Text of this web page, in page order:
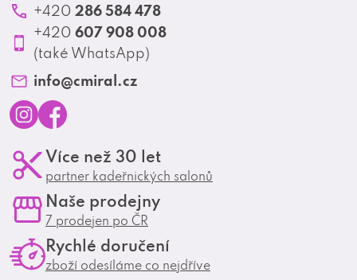
Ochrana osobních údajů
Produktové katalogy
Profesionální spolupráce
Matrix Club
+420 286 584 478
+420 607 908 008
(také WhatsApp)
info@cmiral.cz
n
s
g
a
e
o
o
Více než 30 let
partner kadeřnických salonů
Naše prodejny
7 prodejen po ČR
Rychlé doručení
zboží odesíláme co nejdříve